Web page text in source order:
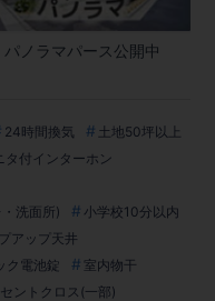
24時間換気
土地50坪以上
タ付インターホン
洗面所)
小学校10分以内
アップ天井
ク電池錠
室内物干
ントクロス(一部)
パノラマパース公開中